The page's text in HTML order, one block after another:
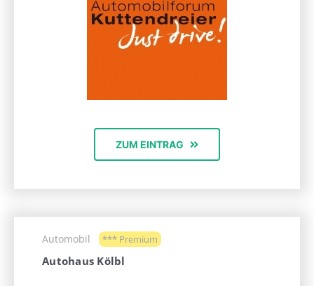
ZUM EINTRAG
Automobil *** Premium
Autohaus Kölbl